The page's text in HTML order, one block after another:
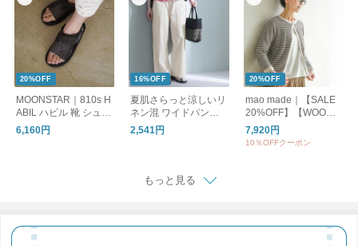
20%OFF
MOONSTAR｜810s H
ABIL ハビル 靴 シュー
ズ ユニセックス ET05
1 ムーンスター エイト
6,160円
16%OFF
夏肌さらっと涼しいリ
ネン混 ワイドパンツ /
洗える コットンリネ
ン ベイカーワイドパ
2,541円
20%OFF
mao made｜【SALE
20%OFF】【WOODY
別注カラー】クルーネ
ックカーディガン UV
7,920円
10％OFFクーポン
もっと見る